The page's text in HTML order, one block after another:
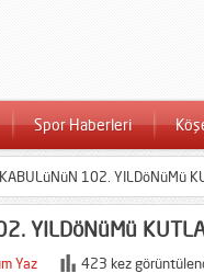
Spor Haberleri
102. YILDöNüMü
YILDöNüMü
Yaz 423 kez